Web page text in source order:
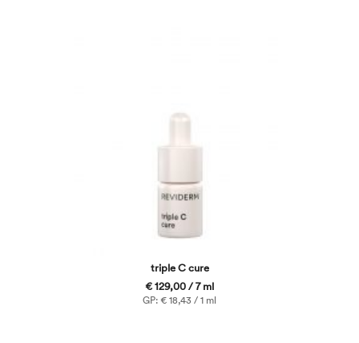
triple C cure
€ 129,00 / 7 ml
GP: € 18,43 / 1 ml